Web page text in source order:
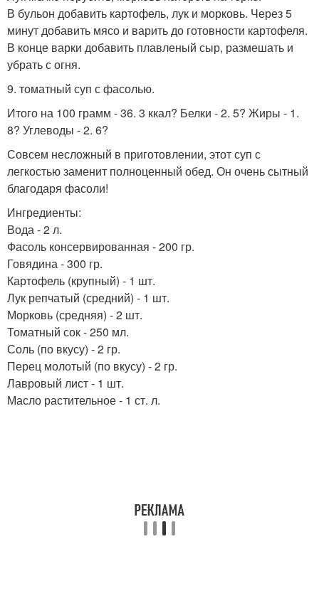
В бульон добавить картофель, лук и морковь. Через 5
минут добавить мясо и варить до готовности картофеля.
В конце варки добавить плавленый сыр, размешать и
убрать с огня.
9. томатный суп с фасолью.
Итого на 100 грамм - 36. 3 ккал? Белки - 2. 5? Жиры - 1.
8? Углеводы - 2. 6?
Совсем несложный в приготовлении, этот суп с
легкостью заменит полноценный обед. Он очень сытный
благодаря фасоли!
Ингредиенты:
Вода - 2 л.
Фасоль консервированная - 200 гр.
Говядина - 300 гр.
Картофель (крупный) - 1 шт.
Лук репчатый (средний) - 1 шт.
Морковь (средняя) - 2 шт.
Томатный сок - 250 мл.
Соль (по вкусу) - 2 гр.
Перец молотый (по вкусу) - 2 гр.
Лавровый лист - 1 шт.
Масло растительное - 1 ст. л.